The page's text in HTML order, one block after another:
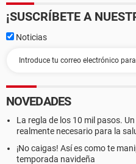
¡SUSCRÍBETE A
Noticias
NOVEDADES
La regla de los 10 mil pasos.
realmente necesario para la
¡No caigas! Así es como te
temporada navideña